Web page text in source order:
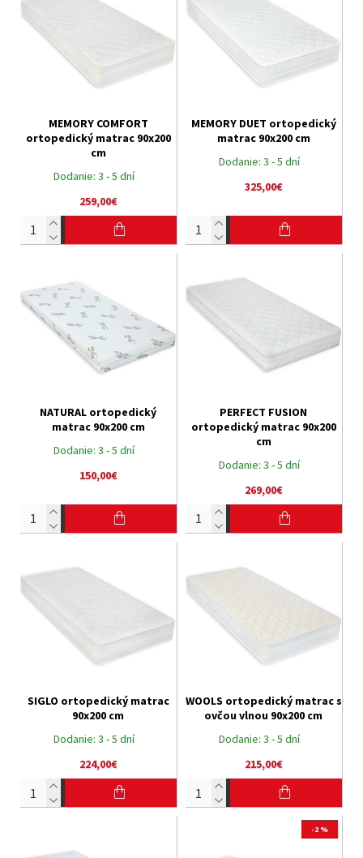
Dodanie: 3 - 5 dní
MEMORY COMFORT
ortopedický matrac 90x200
cm
259,00€
Dodanie: 3 - 5 dní
MEMORY DUET ortopedický
matrac 90x200 cm
325,00€
Dodanie: 3 - 5 dní
NATURAL ortopedický
matrac 90x200 cm
150,00€
Dodanie: 3 - 5 dní
PERFECT FUSION
ortopedický matrac 90x200
cm
269,00€
Dodanie: 3 - 5 dní
SIGLO ortopedický matrac
90x200 cm
224,00€
Dodanie: 3 - 5 dní
WOOLS ortopedický matrac s
ovčou vlnou 90x200 cm
215,00€
-2 %